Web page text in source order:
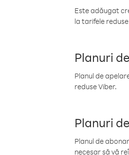
Este adăugat
la tarifele
Planuri
Planul de
reduse Viber.
Planuri
Planul de
necesar să vă